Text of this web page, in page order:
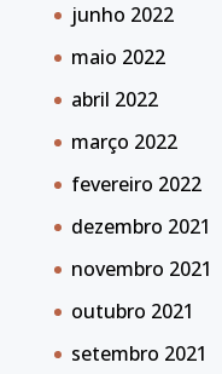
junho 2022
maio 2022
abril 2022
março 2022
fevereiro 2022
dezembro 2021
novembro 2021
outubro 2021
setembro 2021